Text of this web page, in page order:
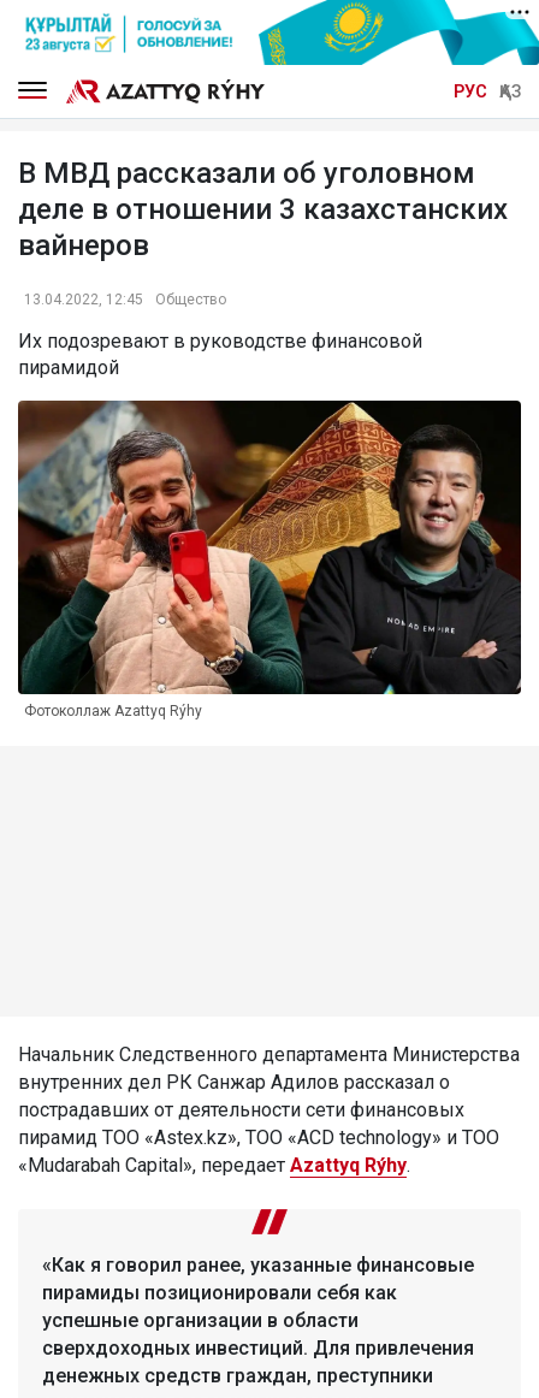
РУС ҚАЗ
В МВД рассказали об уголовном
деле в отношении 3 казахстанских
вайнеров
13.04.2022, 12:45 Общество
Их подозревают в руководстве финансовой
пирамидой
Фотоколлаж Azattyq Rýhy
Начальник Следственного департамента Министерства
внутренних дел РК Санжар Адилов рассказал о
пострадавших от деятельности сети финансовых
пирамид ТОО «Astex.kz», ТОО «ACD technology» и ТОО
«Mudarabah Capital», передает Azattyq Rýhy.
«Как я говорил ранее, указанные финансовые
пирамиды позиционировали себя как
успешные организации в области
сверхдоходных инвестиций. Для привлечения
денежных средств граждан, преступники